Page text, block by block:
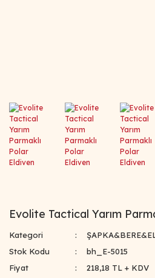
Evolite Tactical Yarım
Kategori
Stok Kodu
bh_E-5015
Fiyat
218,18 TL + KDV